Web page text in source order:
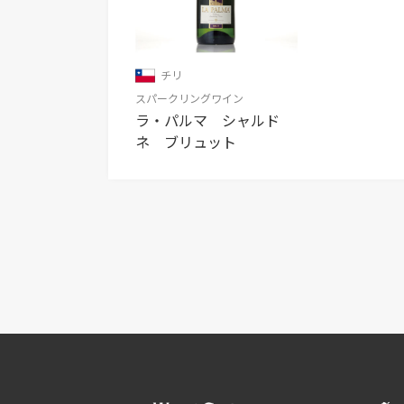
チリ
スパークリングワイン
ラ・パルマ シャルド
ネ ブリュット